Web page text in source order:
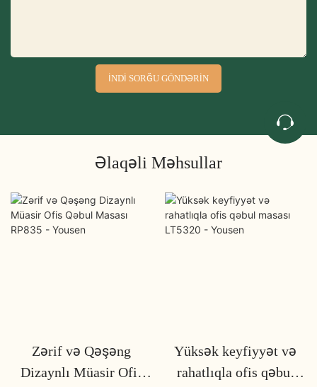
İNDI SORĞU GÖNDƏRIN
Əlaqəli Məhsullar
Zərif və Qəşəng
Dizaynlı Müasir Ofis
Yüksək keyfiyyət və
rahatlıqla ofis qəbul